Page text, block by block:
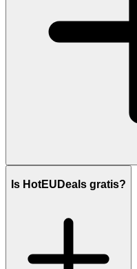
Is HotEUDeals gratis?